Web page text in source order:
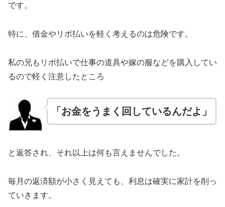
です。
特に、借金やリボ払いを軽く考えるのは危険です。
私の兄もリボ払いで仕事の道具や嫁の服などを購入してい
るので軽く注意したところ
「お金をうまく回しているんだよ」
と返答され、それ以上は何も言えませんでした。
毎月の返済額が小さく見えても、利息は確実に家計を削っ
ていきます。